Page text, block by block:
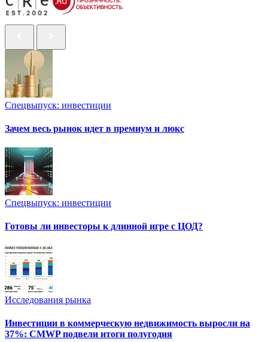
Спецвыпуск: инвестиции
Зачем весь рынок идет в премиум и люкс
Спецвыпуск: инвестиции
Готовы ли инвесторы к длинной игре с ЦОД?
Исследования рынка
Инвестиции в коммерческую недвижимость выросли на
37%: CMWP подвели итоги полугодия